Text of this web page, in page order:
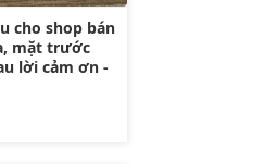
cho shop bán
mặt trước
lời cảm ơn -